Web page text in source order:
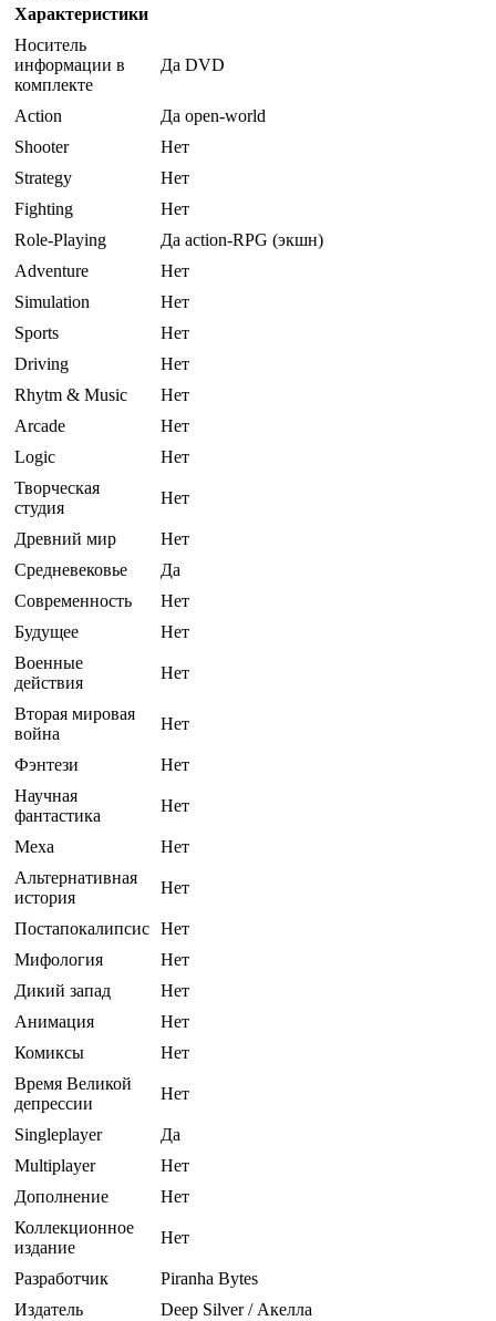
Характеристики
Носитель
информации в
комплекте
Да DVD
Action
Да open-world
Shooter
Нет
Strategy
Нет
Fighting
Нет
Role-Playing
Да action-RPG (экшн)
Adventure
Нет
Simulation
Нет
Sports
Нет
Driving
Нет
Rhytm & Music
Нет
Arcade
Нет
Logic
Нет
Творческая
студия
Нет
Древний мир
Нет
Средневековье
Да
Современность
Нет
Будущее
Нет
Военные
действия
Нет
Вторая мировая
война
Нет
Фэнтези
Нет
Научная
фантастика
Нет
Меха
Нет
Альтернативная
история
Нет
Постапокалипсис Нет
Мифология
Нет
Дикий запад
Нет
Анимация
Нет
Комиксы
Нет
Время Великой
депрессии
Нет
Singleplayer
Да
Multiplayer
Нет
Дополнение
Нет
Коллекционное
издание
Нет
Разработчик
Piranha Bytes
Издатель
Deep Silver / Акелла